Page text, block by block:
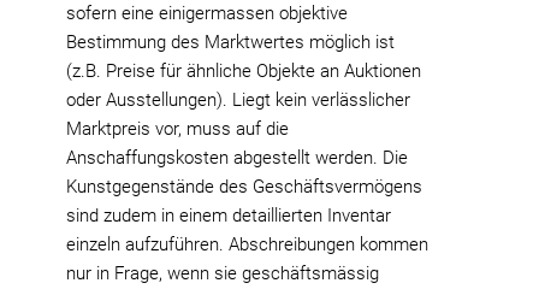
sofern eine einigermassen objektive
Bestimmung des Marktwertes möglich ist
(z.B. Preise für ähnliche Objekte an Auktionen
oder Ausstellungen). Liegt kein verlässlicher
Marktpreis vor, muss auf die
Anschaffungskosten abgestellt werden. Die
Kunstgegenstände des Geschäftsvermögens
sind zudem in einem detaillierten Inventar
einzeln aufzuführen. Abschreibungen kommen
nur in Frage, wenn sie geschäftsmässig